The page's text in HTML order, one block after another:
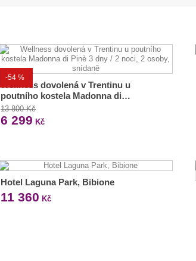
-54 %
Wellness dovolená v Trentinu u
poutního kostela Madonna di…
13 800 Kč
6 299 Kč
Hotel Laguna Park, Bibione
11 360 Kč